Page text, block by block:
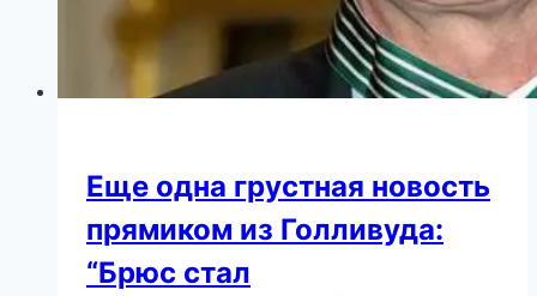
Еще одна грустная новость
прямиком из Голливуда:
“Брюс стал